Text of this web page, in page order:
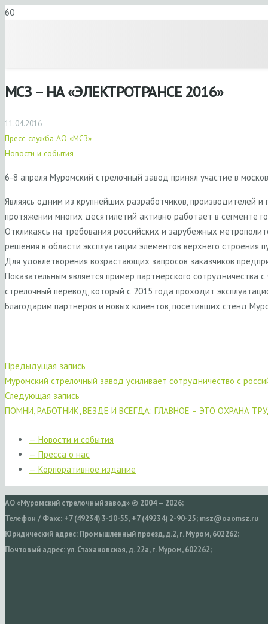
МСЗ – НА «ЭЛЕКТРОТРАНСЕ 2016»
11.04.2016
Пресс-служба АО «МСЗ»
Новости и события
6-8 апреля Муромский стрелочный завод принял участие в
Являясь одним из крупнейших разработчиков, производителей
протяжении многих десятилетий активно работает в сегменте
Откликаясь на требования российских и зарубежных
решения в области эксплуатации элементов верхнего строения
Для удовлетворения возрастающих запросов заказчиков
Показательным является пример партнерского
стрелочный перевод, который с 2015 года проходит
Благодарим партнеров и новых клиентов, посетивших стенд
Предыдущая запись
Муромский стрелочный завод усиливает сотрудничество с
Следующая запись
ПОМНИ, РАБОТНИК, ВЕЗДЕ И ВСЕГДА: ГЛАВНОЕ – ЭТО ОХРАНА
— Новости и события
— Пресса о нас
— Корпоративное издание
АО «Муромский стрелочный завод» © 2004 — 2026;
Телефон / Факс: +7 (49234) 3-10-55, +7 (49234) 2-90-25; msz@oaomsz.ru
Юридический адрес: Промышленный проезд, д.2, г. Муром, 602262;
Почтовый адрес: ул. Стахановская, д. 22а, г. Муром, 602262;